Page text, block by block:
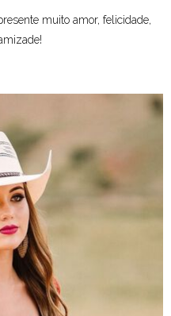
muito amor, felicidade,